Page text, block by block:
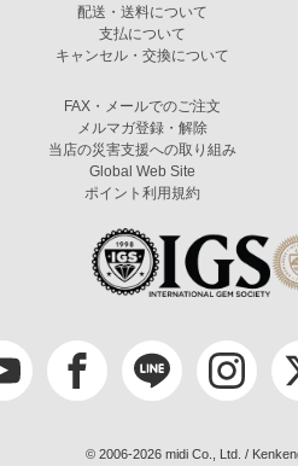
配送・送料について
支払について
キャンセル・交換について
FAX・メールでのご注文
メルマガ登録・解除
当店の災害支援への取り組み
Global Web Site
ポイント利用規約
© 2006-2026 midi Co., Ltd. /